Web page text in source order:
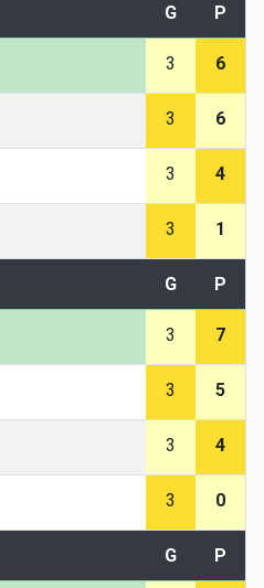
G P
3 6
3 6
3 4
3 1
G P
3 7
3 5
3 4
3 0
G P